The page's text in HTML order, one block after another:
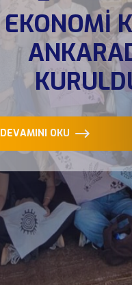
EKONOMİ
DEVAMINI OKU